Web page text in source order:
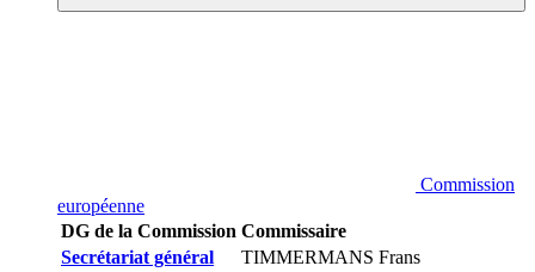
Commission
européenne
DG de la Commission Commissaire
Secrétariat général
TIMMERMANS Frans